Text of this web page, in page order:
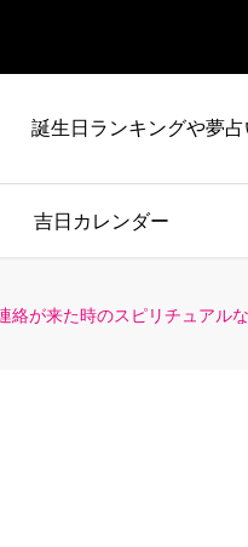
誕生日ランキングや夢
吉日カレンダー
絡が来た時のスピリチュアル